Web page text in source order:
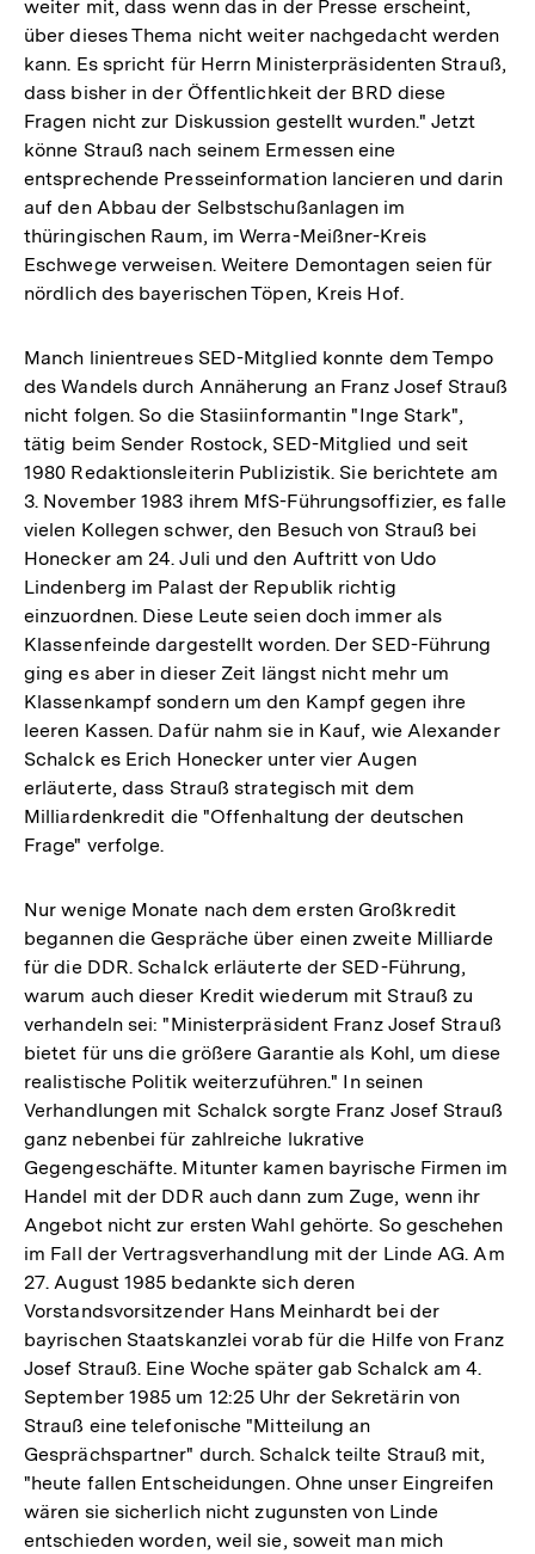
weiter mit, dass wenn das in der Presse erscheint,
über dieses Thema nicht weiter nachgedacht werden
kann. Es spricht für Herrn Ministerpräsidenten Strauß,
dass bisher in der Öffentlichkeit der BRD diese
Fragen nicht zur Diskussion gestellt wurden." Jetzt
könne Strauß nach seinem Ermessen eine
entsprechende Presseinformation lancieren und darin
auf den Abbau der Selbstschußanlagen im
thüringischen Raum, im Werra-Meißner-Kreis
Eschwege verweisen. Weitere Demontagen seien für
nördlich des bayerischen Töpen, Kreis Hof.
Manch linientreues SED-Mitglied konnte dem Tempo
des Wandels durch Annäherung an Franz Josef Strauß
nicht folgen. So die Stasiinformantin "Inge Stark",
tätig beim Sender Rostock, SED-Mitglied und seit
1980 Redaktionsleiterin Publizistik. Sie berichtete am
3. November 1983 ihrem MfS-Führungsoffizier, es falle
vielen Kollegen schwer, den Besuch von Strauß bei
Honecker am 24. Juli und den Auftritt von Udo
Lindenberg im Palast der Republik richtig
einzuordnen. Diese Leute seien doch immer als
Klassenfeinde dargestellt worden. Der SED-Führung
ging es aber in dieser Zeit längst nicht mehr um
Klassenkampf sondern um den Kampf gegen ihre
leeren Kassen. Dafür nahm sie in Kauf, wie Alexander
Schalck es Erich Honecker unter vier Augen
erläuterte, dass Strauß strategisch mit dem
Milliardenkredit die "Offenhaltung der deutschen
Frage" verfolge.
Nur wenige Monate nach dem ersten Großkredit
begannen die Gespräche über einen zweite Milliarde
für die DDR. Schalck erläuterte der SED-Führung,
warum auch dieser Kredit wiederum mit Strauß zu
verhandeln sei: "Ministerpräsident Franz Josef Strauß
bietet für uns die größere Garantie als Kohl, um diese
realistische Politik weiterzuführen." In seinen
Verhandlungen mit Schalck sorgte Franz Josef Strauß
ganz nebenbei für zahlreiche lukrative
Gegengeschäfte. Mitunter kamen bayrische Firmen im
Handel mit der DDR auch dann zum Zuge, wenn ihr
Angebot nicht zur ersten Wahl gehörte. So geschehen
im Fall der Vertragsverhandlung mit der Linde AG. Am
27. August 1985 bedankte sich deren
Vorstandsvorsitzender Hans Meinhardt bei der
bayrischen Staatskanzlei vorab für die Hilfe von Franz
Josef Strauß. Eine Woche später gab Schalck am 4.
September 1985 um 12:25 Uhr der Sekretärin von
Strauß eine telefonische "Mitteilung an
Gesprächspartner" durch. Schalck teilte Strauß mit,
"heute fallen Entscheidungen. Ohne unser Eingreifen
wären sie sicherlich nicht zugunsten von Linde
entschieden worden, weil sie, soweit man mich